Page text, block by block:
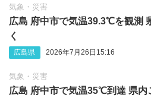
気象・災害
広島 府中市で気温39.3℃を観測
く
広島県 2026年7月26日15:16
気象・災害
広島 府中市で気温35℃到達 県内